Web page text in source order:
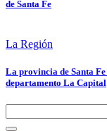
de Santa Fe
La Región
La provincia de Santa
departamento La Capital